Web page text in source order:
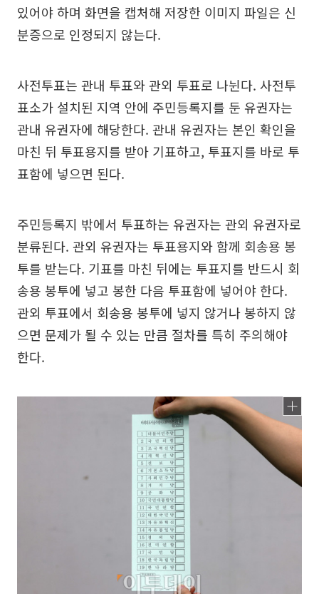
있어야 하며 화면을 캡처해 저장한 이미지 파일은 신
분증으로 인정되지 않는다.
사전투표는 관내 투표와 관외 투표로 나뉜다. 사전투
표소가 설치된 지역 안에 주민등록지를 둔 유권자는
관내 유권자에 해당한다. 관내 유권자는 본인 확인을
마친 뒤 투표용지를 받아 기표하고, 투표지를 바로 투
표함에 넣으면 된다.
주민등록지 밖에서 투표하는 유권자는 관외 유권자로
분류된다. 관외 유권자는 투표용지와 함께 회송용 봉
투를 받는다. 기표를 마친 뒤에는 투표지를 반드시 회
송용 봉투에 넣고 봉한 다음 투표함에 넣어야 한다.
관외 투표에서 회송용 봉투에 넣지 않거나 봉하지 않
으면 문제가 될 수 있는 만큼 절차를 특히 주의해야
한다.